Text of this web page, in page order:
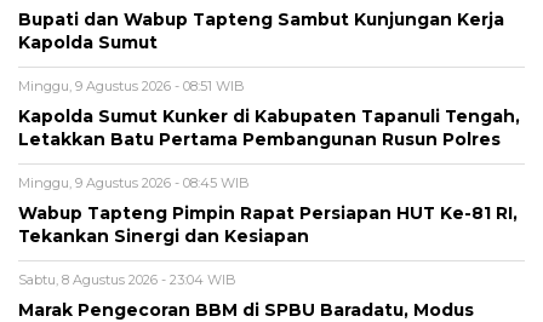
Bupati dan Wabup Tapteng Sambut Kunjungan Kerja
Kapolda Sumut
Minggu, 9 Agustus 2026 - 08:51 WIB
Kapolda Sumut Kunker di Kabupaten Tapanuli Tengah,
Letakkan Batu Pertama Pembangunan Rusun Polres
Minggu, 9 Agustus 2026 - 08:45 WIB
Wabup Tapteng Pimpin Rapat Persiapan HUT Ke-81 RI,
Tekankan Sinergi dan Kesiapan
Sabtu, 8 Agustus 2026 - 23:04 WIB
Marak Pengecoran BBM di SPBU Baradatu, Modus